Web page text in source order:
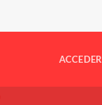
ACCEDER